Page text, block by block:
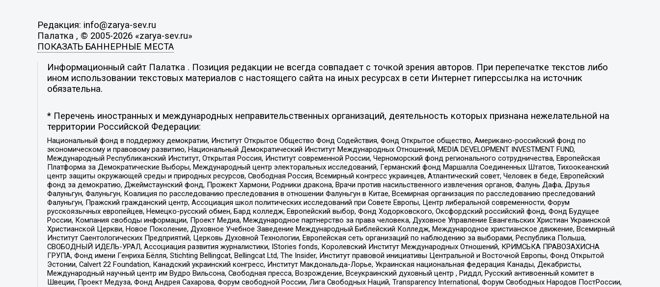
Редакция: info@zarya-sev.ru
Палатка , © 2005-2026 «zarya-sev.ru»
ПОКАЗАТЬ БАННЕРНЫЕ МЕСТА
Информационный сайт Палатка . Позиция редакции не всегда совпадает с точкой зрения авторов. При перепечатке текстов либо
ином использовании текстовых материалов с настоящего сайта на иных ресурсах в сети Интернет гиперссылка на источник
обязательна.
* Перечень иностранных и международных неправительственных организаций, деятельность которых признана нежелательной на
территории Российской Федерации:
Национальный фонд в поддержку демократии, Институт Открытое Общество Фонд Содействия, Фонд Открытое общество, Американо-российский фонд по
экономическому и правовому развитию, Национальный Демократический Институт Международных Отношений, MEDIA DEVELOPMENT INVESTMENT FUND,
Международный Республиканский Институт, Открытая Россия, Институт современной России, Черноморский фонд регионального сотрудничества, Европейская
Платформа за Демократические Выборы, Международный центр электоральных исследований, Германский фонд Маршалла Соединенных Штатов, Тихоокеанский
центр защиты окружающей среды и природных ресурсов, Свободная Россия, Всемирный конгресс украинцев, Атлантический совет, Человек в беде, Европейский
фонд за демократию, Джеймстаунский фонд, Прожект Хармони, Родники дракона, Врачи против насильственного извлечения органов, Фалунь Дафа, Друзья
Фалуньгун, Фалуньгун, Коалиция по расследованию преследования в отношении Фалуньгун в Китае, Всемирная организация по расследованию преследований
Фалуньгун, Пражский гражданский центр, Ассоциация школ политических исследований при Совете Европы, Центр либеральной современности, Форум
русскоязычных европейцев, Немецко-русский обмен, Бард колледж, Европейский выбор, Фонд Ходорковского, Оксфордский российский фонд, Фонд Будущее
России, Компания свободы информации, Проект Медиа, Международное партнерство за права человека, Духовное Управление Евангельских Христиан Украинской
Христианской Церкви, Новое Поколение, Духовное Учебное Заведение Международный Библейский Колледж, Международное христианское движение, Всемирный
Институт Саентологических Предприятий, Церковь Духовной Технологии, Европейская сеть организаций по наблюдению за выборами, Республика Польша,
СВОБОДНЫЙ ИДЕЛЬ-УРАЛ, Ассоциация развития журналистики, IStories fonds, Королевский Институт Международных Отношений, КРИМСЬКА ПРАВОЗАХИСНА
ГРУПА, Фонд имени Генриха Бёлля, Stichting Bellingcat, Bellingcat Ltd, The Insider, Институт правовой инициативы Центральной и Восточной Европы, Фонд Открытой
Эстонии, Calvert 22 Foundation, Канадский украинский конгресс, Институт Макдональда-Лорье, Украинская национальная федерация Канады, Декабристы,
Международный научный центр им Вудро Вильсона, Свободная пресса, Возрождение, Всеукраинский духовный центр , Риддл, Русский антивоенный комитет в
Швеции, Проект Медуза, Фонд Андрея Сахарова, Форум свободной России, Лига Свободных Наций, Transparеncy International, Форум Свободных Народов ПостРоссии,